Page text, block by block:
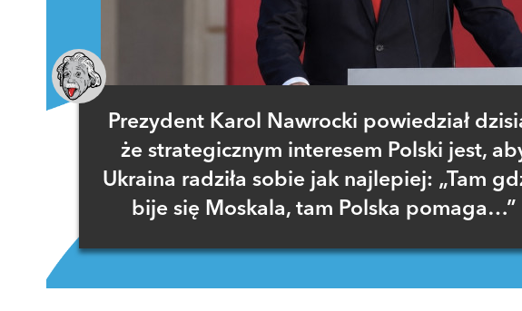
Prezydent Karol Nawrocki powiedział
że strategicznym interesem Polski jest,
Ukraina radziła sobie jak najlepiej: „Tam
bije się Moskala, tam Polska pomaga…”